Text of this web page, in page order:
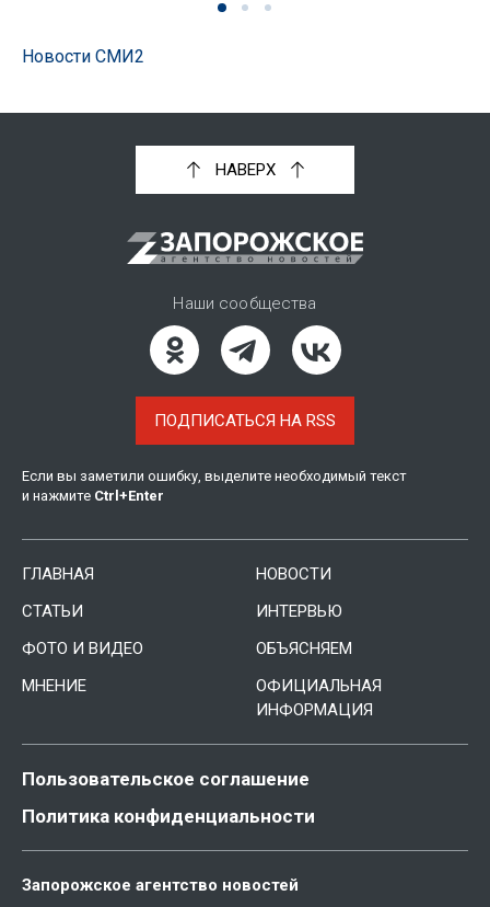
Новости СМИ2
НАВЕРХ
Наши сообщества
ПОДПИСАТЬСЯ НА RSS
Если вы заметили ошибку, выделите необходимый текст
и нажмите Ctrl +Enter
ГЛАВНАЯ
НОВОСТИ
СТАТЬИ
ИНТЕРВЬЮ
ФОТО И ВИДЕО
ОБЪЯСНЯЕМ
МНЕНИЕ
ОФИЦИАЛЬНАЯ
ИНФОРМАЦИЯ
Пользовательское соглашение
Политика конфиденциальности
Запорожское агентство новостей